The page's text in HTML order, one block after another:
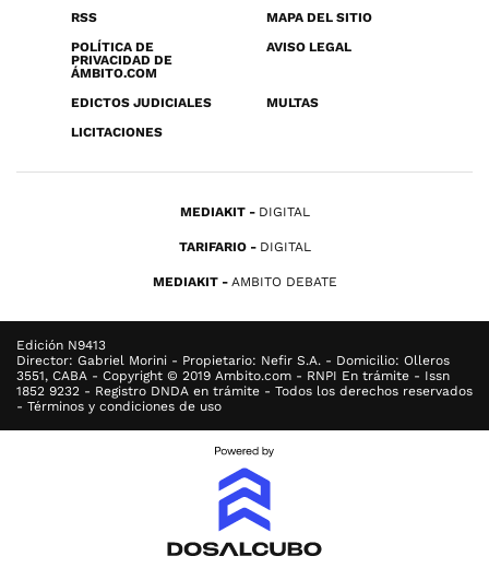
RSS
MAPA DEL SITIO
POLÍTICA DE
PRIVACIDAD DE
ÁMBITO.COM
AVISO LEGAL
EDICTOS JUDICIALES
MULTAS
LICITACIONES
MEDIAKIT DIGITAL
TARIFARIO DIGITAL
MEDIAKIT AMBITO DEBATE
Edición N9413
Director: Gabriel Morini - Propietario: Nefir S.A. - Domicilio: Olleros
3551, CABA - Copyright © 2019 Ambito.com - RNPI En trámite - Issn
1852 9232 - Registro DNDA en trámite - Todos los derechos reservados
- Términos y condiciones de uso